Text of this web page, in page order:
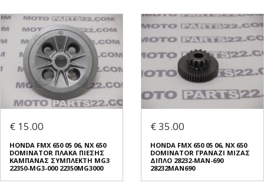
€ 15.00
HONDA FMX 650 05 06, NX 650
DOMINATOR ΠΛΑΚΑ ΠΙΕΣΗΣ
ΚΑΜΠΑΝΑΣ ΣΥΜΠΛΕΚΤΗ MG3
22350-MG3-000 22350MG3000
€ 35.00
HONDA FMX 650 05 06, NX 650
DOMINATOR ΓΡΑΝΑΖΙ ΜΙΖΑΣ
ΔΙΠΛΟ 28232-MAN-690
28232MAN690